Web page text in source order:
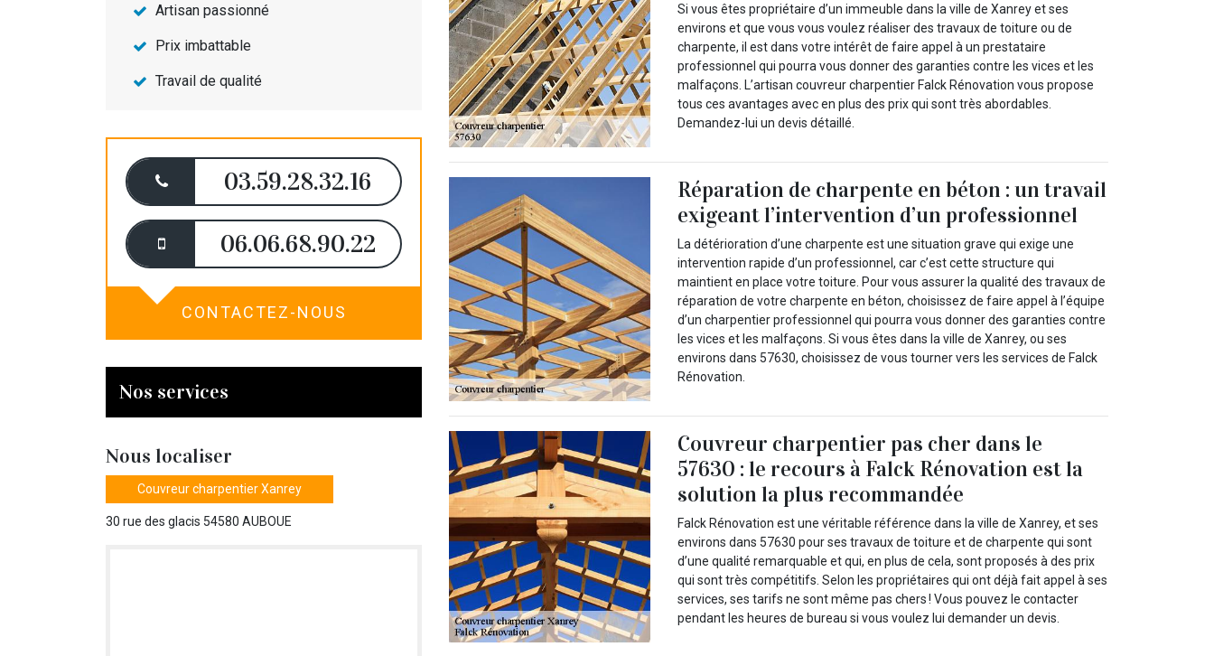
Artisan passionné
Prix imbattable
Travail de qualité
03.59.28.32.16
06.06.68.90.22
CONTACTEZ-NOUS
Nos services
Nous localiser
Couvreur charpentier Xanrey
30 rue des glacis 54580 AUBOUE
Si vous êtes propriétaire d’un immeuble dans la ville de Xanrey et ses
environs et que vous vous voulez réaliser des travaux de toiture ou de
charpente, il est dans votre intérêt de faire appel à un prestataire
professionnel qui pourra vous donner des garanties contre les vices et les
malfaçons. L’artisan couvreur charpentier Falck Rénovation vous propose
tous ces avantages avec en plus des prix qui sont très abordables.
Demandez-lui un devis détaillé.
Réparation de charpente en béton : un travail
exigeant l’intervention d’un professionnel
La détérioration d’une charpente est une situation grave qui exige une
intervention rapide d’un professionnel, car c’est cette structure qui
maintient en place votre toiture. Pour vous assurer la qualité des travaux de
réparation de votre charpente en béton, choisissez de faire appel à l’équipe
d’un charpentier professionnel qui pourra vous donner des garanties contre
les vices et les malfaçons. Si vous êtes dans la ville de Xanrey, ou ses
environs dans 57630, choisissez de vous tourner vers les services de Falck
Rénovation.
Couvreur charpentier pas cher dans le
57630 : le recours à Falck Rénovation est la
solution la plus recommandée
Falck Rénovation est une véritable référence dans la ville de Xanrey, et ses
environs dans 57630 pour ses travaux de toiture et de charpente qui sont
d’une qualité remarquable et qui, en plus de cela, sont proposés à des prix
qui sont très compétitifs. Selon les propriétaires qui ont déjà fait appel à ses
services, ses tarifs ne sont même pas chers ! Vous pouvez le contacter
pendant les heures de bureau si vous voulez lui demander un devis.